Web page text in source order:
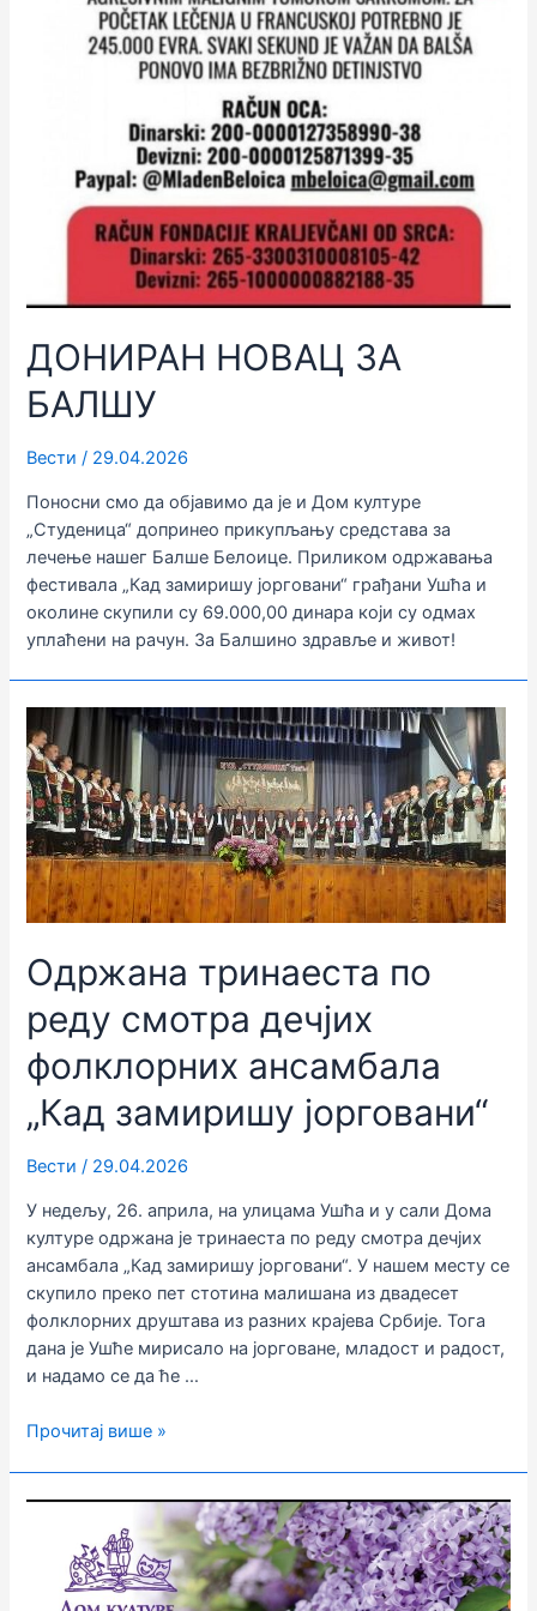
ДОНИРАН НОВАЦ ЗА
БАЛШУ
Вести / 29.04.2026
Поносни смо да објавимо да је и Дом културе
„Студеница“ допринео прикупљању средстава за
лечење нашег Балше Белоице. Приликом одржавања
фестивала „Кад замиришу јорговани“ грађани Ушћа и
околине скупили су 69.000,00 динара који су одмах
уплаћени на рачун. За Балшино здравље и живот!
Одржана тринаеста по
реду смотра дечјих
фолклорних ансамбала
„Кад замиришу јорговани“
Вести / 29.04.2026
У недељу, 26. априла, на улицама Ушћа и у сали Дома
културе одржана је тринаеста по реду смотра дечјих
ансамбала „Кад замиришу јорговани“. У нашем месту се
скупило преко пет стотина малишана из двадесет
фолклорних друштава из разних крајева Србије. Тога
дана је Ушће мирисало на јорговане, младост и радост,
и надамо се да ће …
Одржана
смотра
дечјих
фолклорних
Прочитај више »